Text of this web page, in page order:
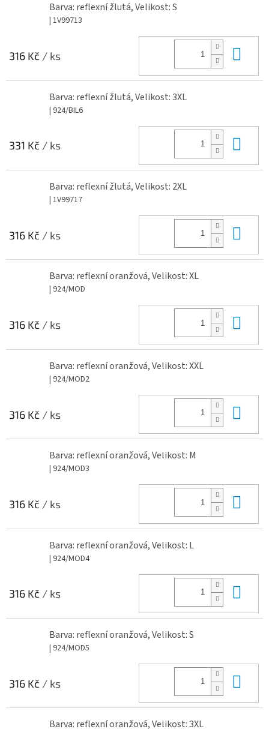
Barva: reflexní žlutá, Velikost: S
| 1V99713
316 Kč / ks
Barva: reflexní žlutá, Velikost: 3XL
| 924/BIL6
331 Kč / ks
Barva: reflexní žlutá, Velikost: 2XL
| 1V99717
316 Kč / ks
Barva: reflexní oranžová, Velikost: XL
| 924/MOD
316 Kč / ks
Barva: reflexní oranžová, Velikost: XXL
| 924/MOD2
316 Kč / ks
Barva: reflexní oranžová, Velikost: M
| 924/MOD3
316 Kč / ks
Barva: reflexní oranžová, Velikost: L
| 924/MOD4
316 Kč / ks
Barva: reflexní oranžová, Velikost: S
| 924/MOD5
316 Kč / ks
Barva: reflexní oranžová, Velikost: 3XL